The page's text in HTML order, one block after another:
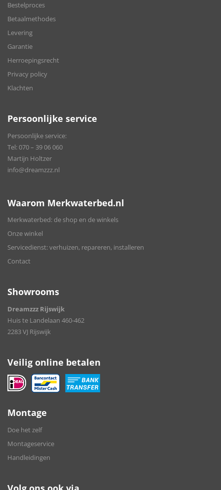
Bestelproces
Betaalmethodes
Levering
Garantie
Herroepingsrecht
Privacy policy
Klachten
Persoonlijke service
Persoonlijke service:
Tel:070 – 39 06 060
Martijn Holtzer
info@dreamzzz.nl
Waarom Merkwaterbed.nl
Merkwaterbed: de shop en de winkels
Onze winkel
Servicedienst: verhuizen, repareren, installeren
Contact
Showrooms
Dreamzzz Rijswijk
Huis te Landelaan 460-462
2283 VJ Rijswijk
Veilig online betalen
Montage
Doe het zelf
Montageservice
Handleidingen